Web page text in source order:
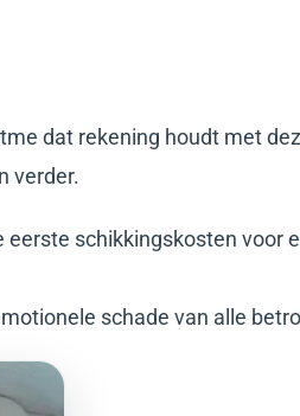
dat rekening houdt met
verder.
schikkingskosten voor
schade van alle